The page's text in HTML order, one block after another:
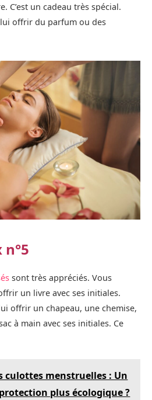
C’est un cadeau très spécial.
offrir du parfum ou des
sont très appréciés. Vous
un livre avec ses initiales.
offrir un chapeau, une chemise,
à main avec ses initiales. Ce
culottes menstruelles : Un
plus écologique ?